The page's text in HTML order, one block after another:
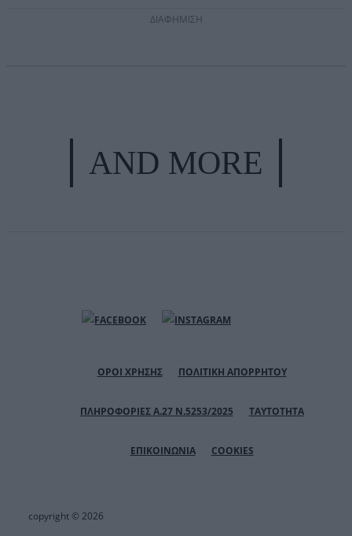
ΔΙΑΦΗΜΙΣΗ
AND MORE
ΟΡΟΙ ΧΡΗΣΗΣ ΠΟΛΙΤΙΚΗ ΑΠΟΡΡΗΤΟΥ
ΠΛΗΡΟΦΟΡΙΕΣ Α.27 Ν.5253/2025 ΤΑΥΤΟΤΗΤΑ
ΕΠΙΚΟΙΝΩΝΙΑ COOKIES
copyright © 2026